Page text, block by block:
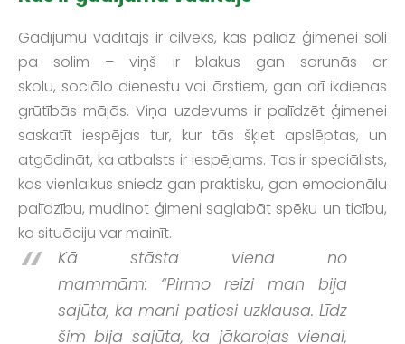
Gadījumu vadītājs ir cilvēks, kas palīdz ģimenei soli
pa solim – viņš ir blakus gan sarunās ar
skolu, sociālo dienestu vai ārstiem, gan arī ikdienas
grūtībās mājās. Viņa uzdevums ir palīdzēt ģimenei
saskatīt iespējas tur, kur tās šķiet apslēptas, un
atgādināt, ka atbalsts ir iespējams. Tas ir speciālists,
kas vienlaikus sniedz gan praktisku, gan emocionālu
palīdzību, mudinot ģimeni saglabāt spēku un ticību,
ka situāciju var mainīt.
Kā stāsta viena no
mammām: “Pirmo reizi man bija
sajūta, ka mani patiesi uzklausa. Līdz
šim bija sajūta, ka jākarojas vienai,